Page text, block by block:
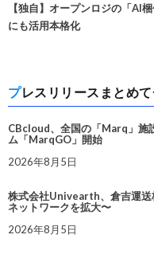
【独自】オープンロジの「AI
にも活用本格化
プレスリリースまとめ
CBcloud、全国の「Marq」施
ム「MarqGO」開始
2026年8月5日
株式会社Univearth、倉吉運送
ネットワークを拡大〜
2026年8月5日